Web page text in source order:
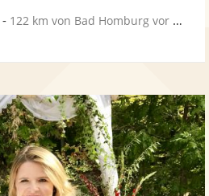
- 122 km von Bad Homburg vor der Höhe